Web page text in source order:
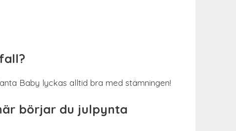
Baby lyckas alltid bra med stämningen!
börjar du julpynta